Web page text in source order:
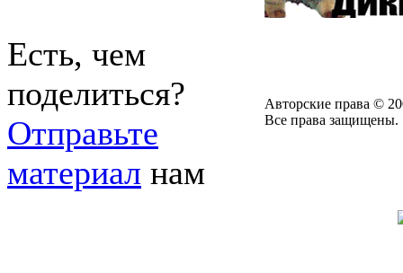
Есть, чем
поделиться?
Отправьте
материал нам
Авторские права ©
Все права защищены.